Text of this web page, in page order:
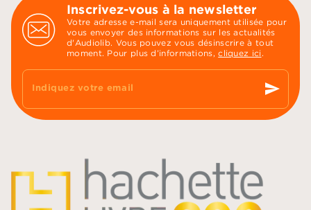
Inscrivez-vous à la newsletter
Votre adresse e-mail sera uniquement utilisée pour
vous envoyer des informations sur les actualités
d'Audiolib. Vous pouvez vous désinscrire à tout
moment. Pour plus d’informations,cliquez ici .
Indiquez votre email send